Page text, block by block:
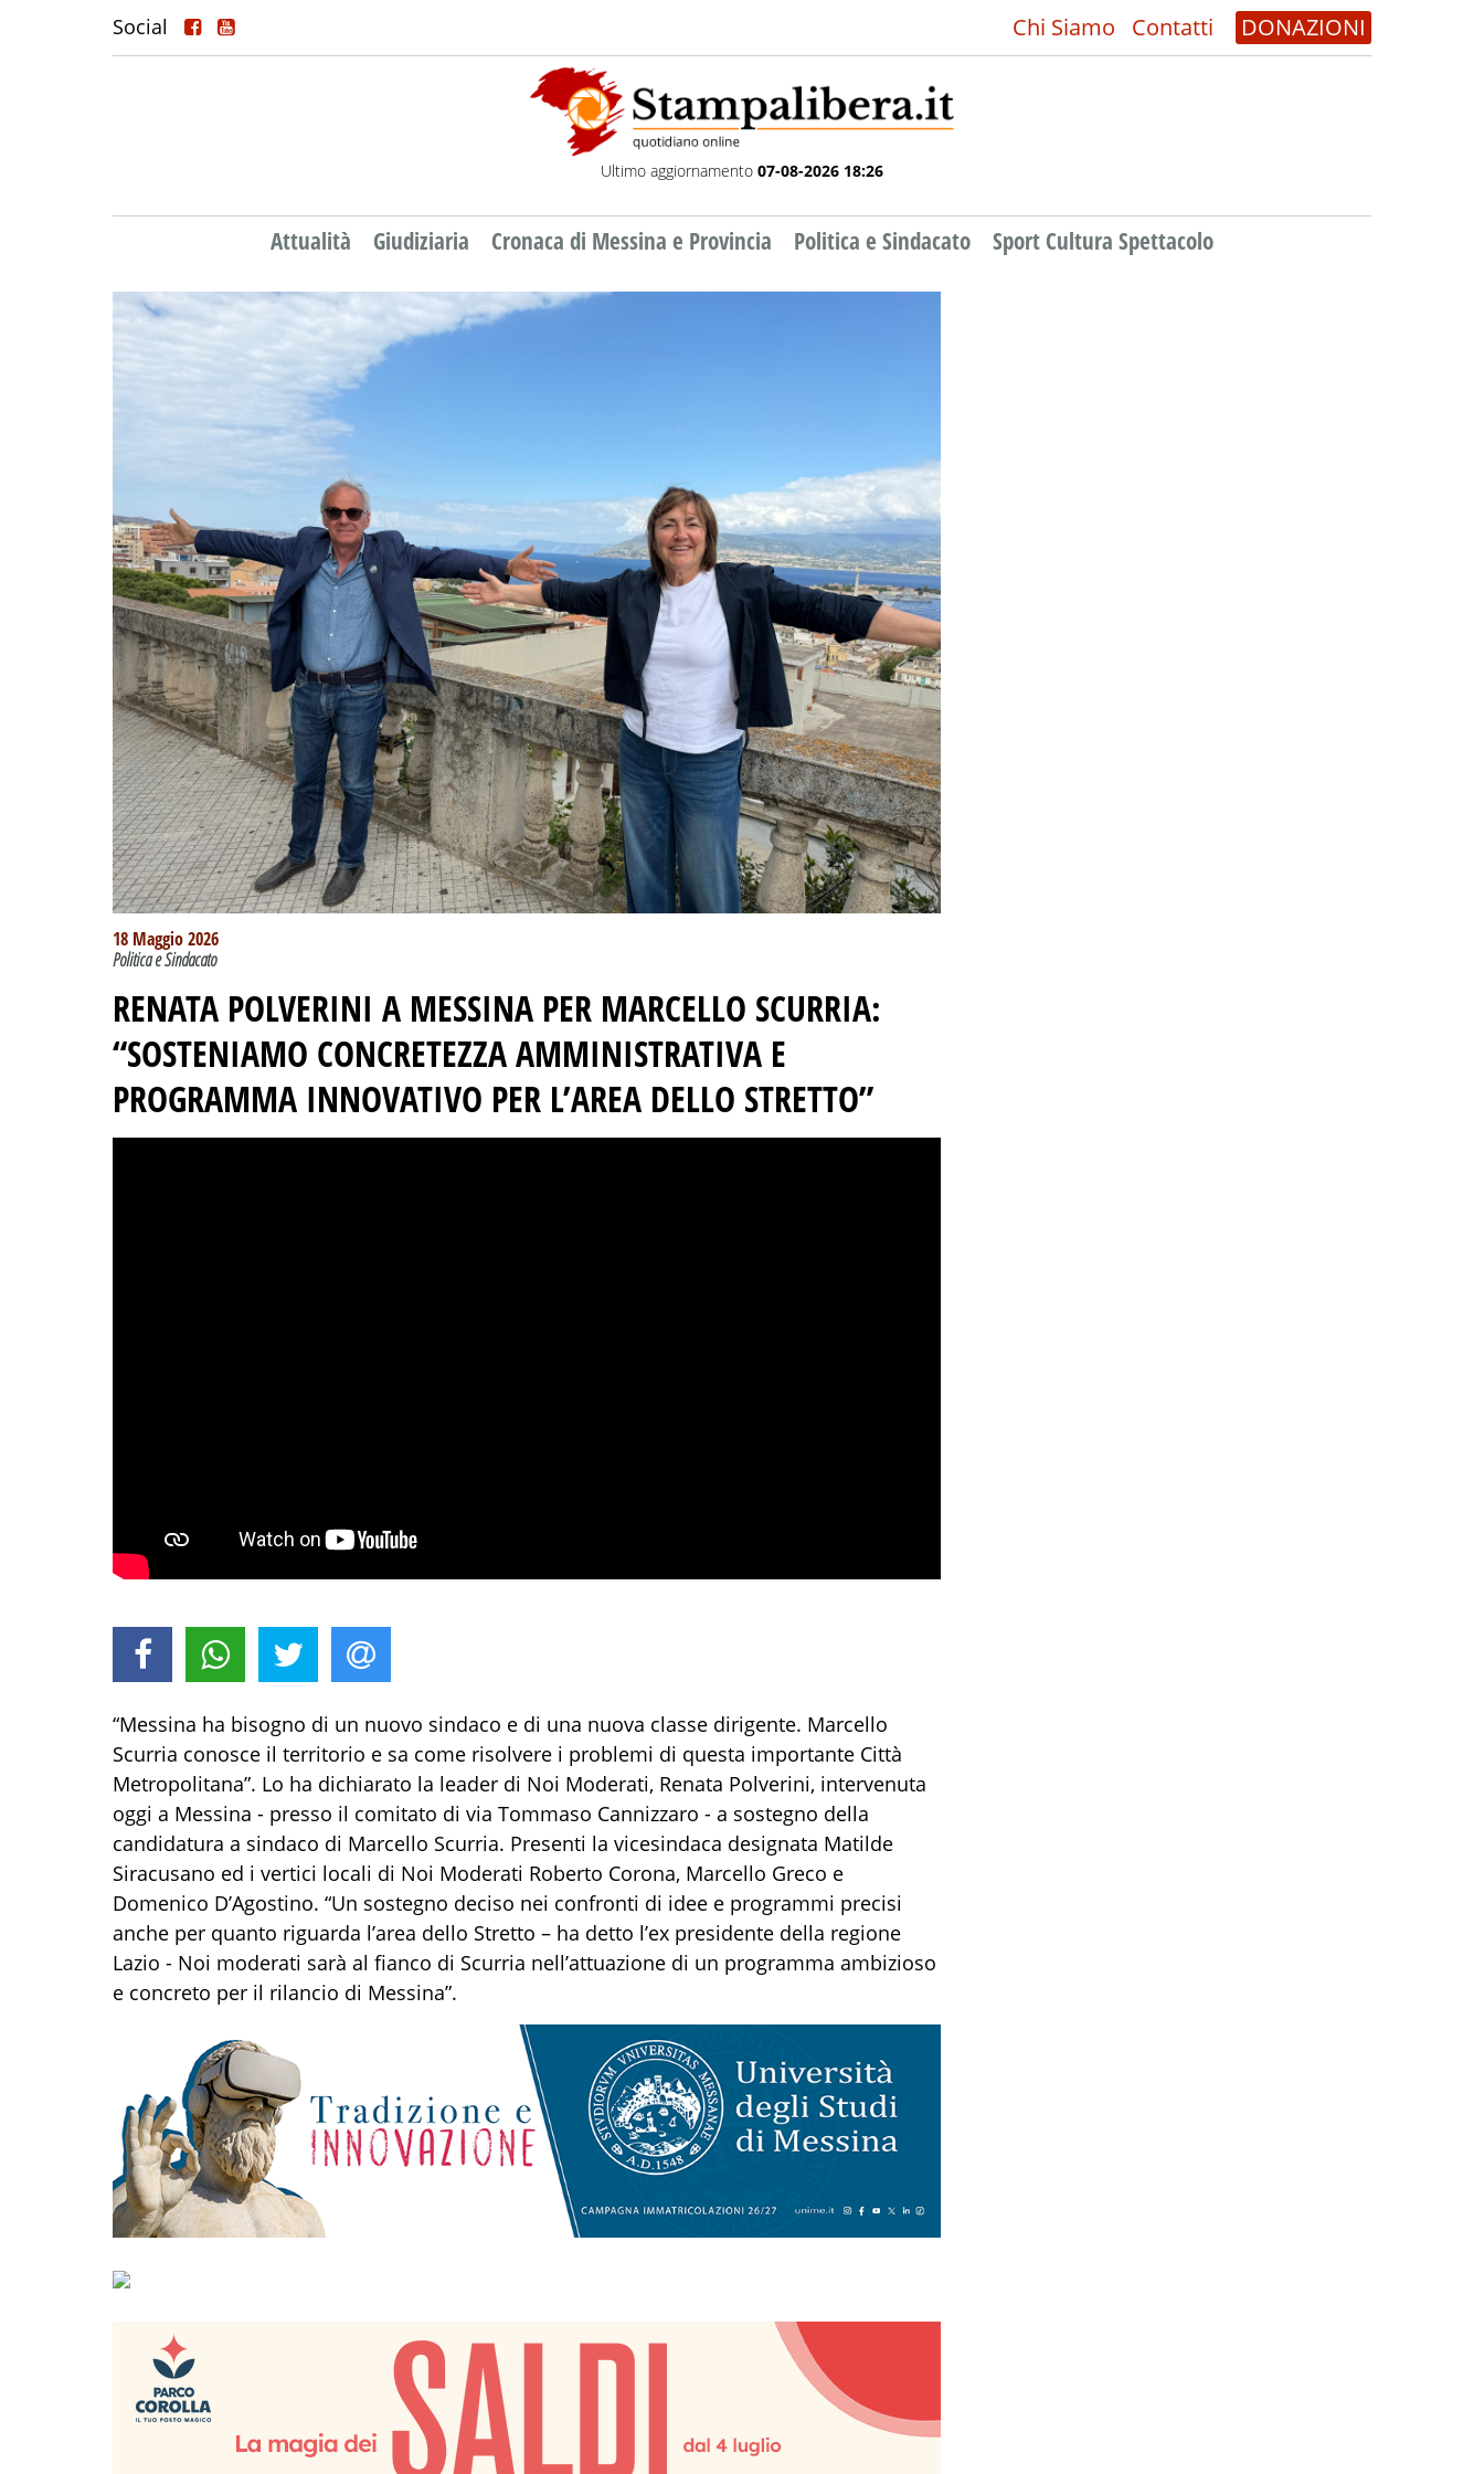
Social Chi Siamo Contatti DONAZIONI
Ultimo aggiornamento 07-08-2026 18:26
Attualità Giudiziaria Cronaca di Messina e Provincia Politica e Sindacato Sport Cultura Spettacolo
18 Maggio 2026
Politica e Sindacato
RENATA POLVERINI A MESSINA PER MARCELLO SCURRIA:
“SOSTENIAMO CONCRETEZZA AMMINISTRATIVA E
PROGRAMMA INNOVATIVO PER L’AREA DELLO STRETTO”
“Messina ha bisogno di un nuovo sindaco e di una nuova classe dirigente. Marcello
Scurria conosce il territorio e sa come risolvere i problemi di questa importante Città
Metropolitana”. Lo ha dichiarato la leader di Noi Moderati, Renata Polverini, intervenuta
oggi a Messina - presso il comitato di via Tommaso Cannizzaro - a sostegno della
candidatura a sindaco di Marcello Scurria. Presenti la vicesindaca designata Matilde
Siracusano ed i vertici locali di Noi Moderati Roberto Corona, Marcello Greco e
Domenico D’Agostino. “Un sostegno deciso nei confronti di idee e programmi precisi
anche per quanto riguarda l’area dello Stretto – ha detto l’ex presidente della regione
Lazio - Noi moderati sarà al fianco di Scurria nell’attuazione di un programma ambizioso
e concreto per il rilancio di Messina”.